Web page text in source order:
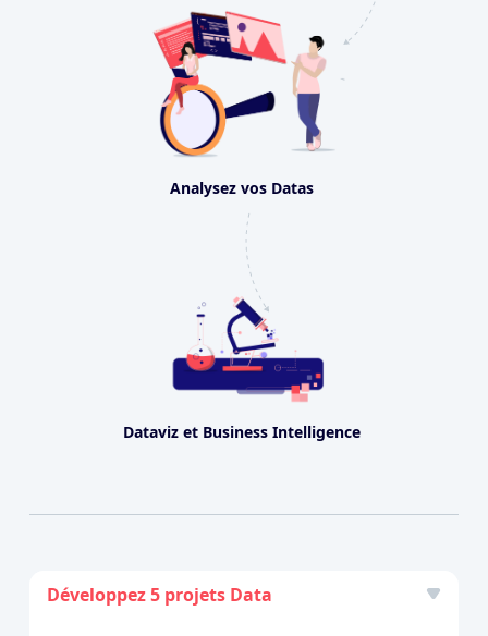
Analysez vos Datas
Dataviz et Business Intelligence
Développez 5 projets Data